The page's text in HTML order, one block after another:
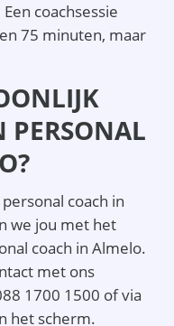
coachsessie
75 minuten, maar
PERSONAL
coach in
we jou met het
coach in Almelo.
met ons
1700 1500 of via
het scherm.